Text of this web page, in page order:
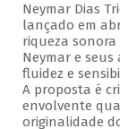
Neymar Dias
lançado em
riqueza sonora
Neymar e
fluidez e
A proposta é
envolvente
originalidade